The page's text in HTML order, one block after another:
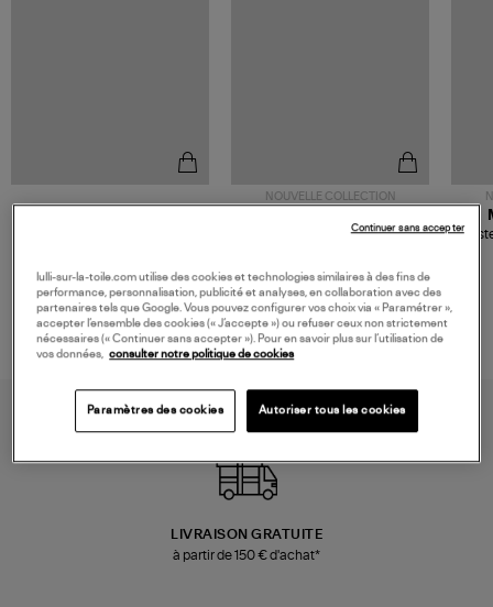
NOUVELLE COLLECTION
Mocassins Killian Sport
LIVRAISON GRATUITE
à partir de 150 € d'achat*
lulli-sur-la-toile.com utilise des cookies et technologies similaires à des fins de
performance, personnalisation, publicité et analyses, en collaboration avec des
partenaires tels que Google. Vous pouvez configurer vos choix via « Paramétrer »,
accepter l’ensemble des cookies (« J’accepte ») ou refuser ceux non strictement
nécessaires (« Continuer sans accepter »). Pour en savoir plus sur l’utilisation de
vos données, consulter notre politique de cookies
Paramètres des cookies Autoriser tous les cookies
Continuer sans accepter